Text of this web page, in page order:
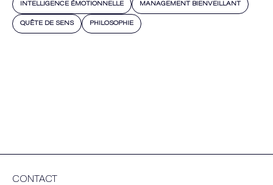
INTELLIGENCE ÉMOTIONNELLE MANAGEMENT BIENVEILLANT
QUÊTE DE SENS PHILOSOPHIE
CONTACT